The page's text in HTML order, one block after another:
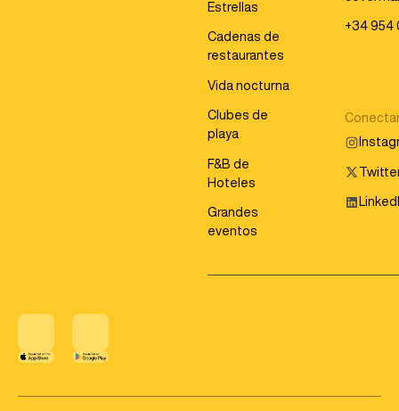
Estrellas
Cadenas de
restaurantes
Vida nocturna
Clubes de
playa
F&B de
Hoteles
Grandes
eventos
+34 954